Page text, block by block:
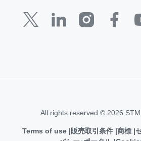
All rights reserved © 2026
Terms of use 販売取引条件 商標